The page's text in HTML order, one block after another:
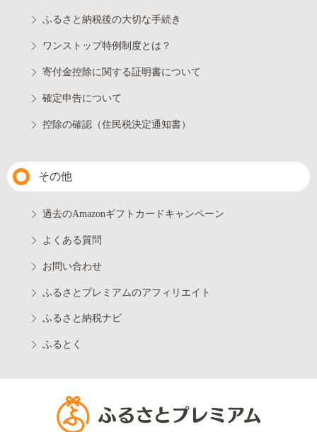
ふるさと納税後の大切な手続き
ワンストップ特例制度とは？
寄付金控除に関する証明書について
確定申告について
控除の確認（住民税決定通知書）
その他
過去のAmazonギフトカードキャンペーン
よくある質問
お問い合わせ
ふるさとプレミアムのアフィリエイト
ふるさと納税ナビ
ふるとく